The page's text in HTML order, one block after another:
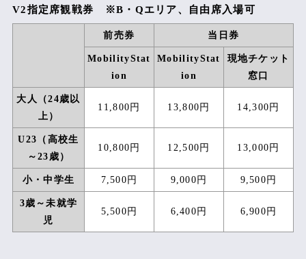
「白子駅西口～鈴鹿サーキット」臨時バス
入退場方法
レース観戦にあたっての注意事項
ゲートオープン時間（PDF：233KB）
西コースシャトル
V2指定席観戦券 ※B・Qエリア、自由席入場可
前売券 当日券
MobilityStat
ion
MobilityStat
ion
現地チケット
窓口
大人（24歳以
上）
11,800円 13,800円 14,300円
U23（高校生
～23歳）
10,800円 12,500円 13,000円
小・中学生 7,500円 9,000円 9,500円
3歳～未就学
児
5,500円 6,400円 6,900円